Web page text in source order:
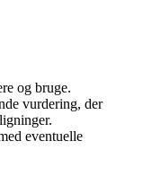
og bruge.
vurdering, der
eventuelle